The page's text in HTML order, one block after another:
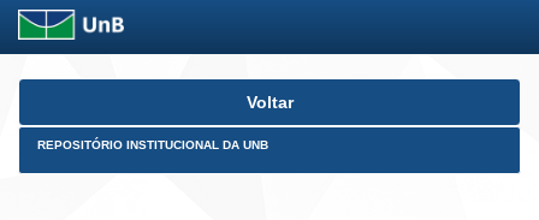
Skip
Voltar
REPOSITÓRIO INSTITUCIONAL DA UNB